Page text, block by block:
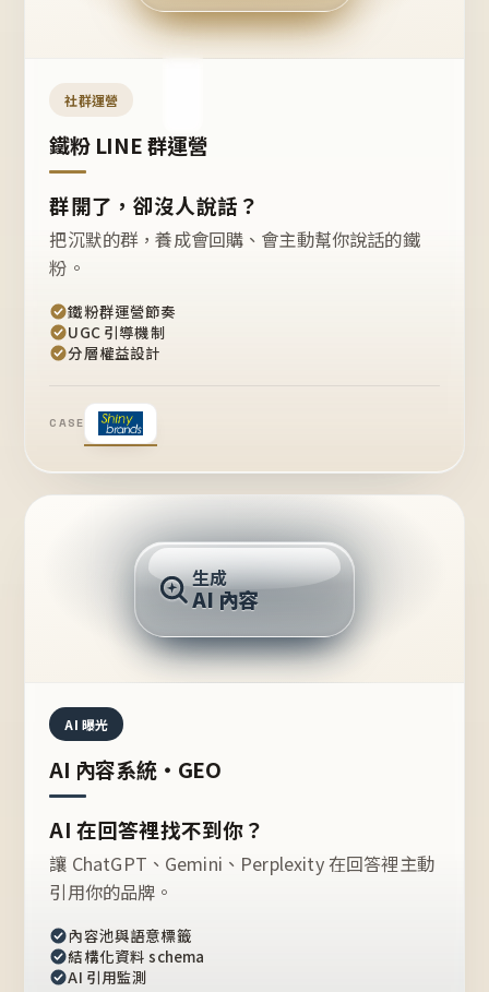
開團
嗎？
社群運營
鐵粉 LINE 群運營
群開了，卻沒人說話？
把沉默的群，養成會回購、會主動幫你說話的鐵
粉。
鐵粉群運營節奏
UGC 引導機制
分層權益設計
CASE
推薦的台灣品牌？
生成
AI 內容
AI 曝光
AI 內容系統・GEO
AI 在回答裡找不到你？
讓 ChatGPT、Gemini、Perplexity 在回答裡主動
引用你的品牌。
內容池與語意標籤
結構化資料 schema
AI 引用監測